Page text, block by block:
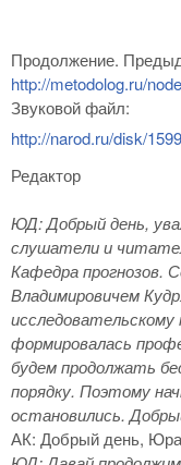
Продолжение.
http://metodolog.ru/
Звуковой файл:
http://narod.ru/disk/
Редактор
ЮД: Добрый день,
слушатели и
Кафедра прогнозов.
Владимировичем
исследовательскому
формировалась
будем продолжать
порядку. Поэтому
остановились.
АК: Добрый день,